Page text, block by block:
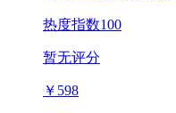
热度指数100
暂无评分
￥ 598